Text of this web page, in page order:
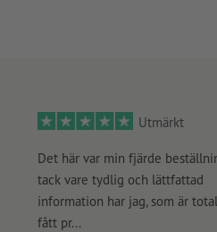
Utmärkt
Det här var min fjärde
tack vare tydlig och lättfattad
information har jag, som är
fått pr...